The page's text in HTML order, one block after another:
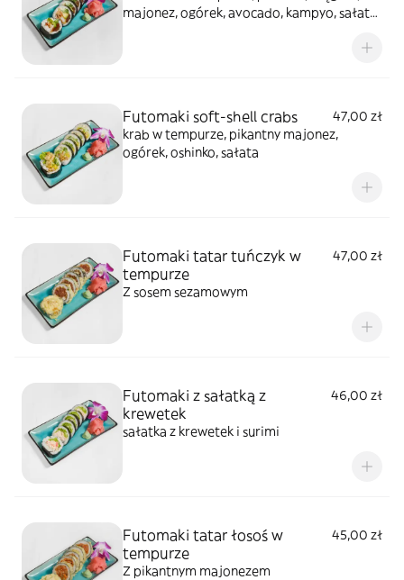
majonez, ogórek, avocado, kampyo, sałata)
Futomaki soft-shell crabs
47,00 zł
krab w tempurze, pikantny majonez,
ogórek, oshinko, sałata
Futomaki tatar tuńczyk w
tempurze
47,00 zł
Z sosem sezamowym
Futomaki z sałatką z
krewetek
46,00 zł
sałatka z krewetek i surimi
Futomaki tatar łosoś w
tempurze
45,00 zł
Z pikantnym majonezem